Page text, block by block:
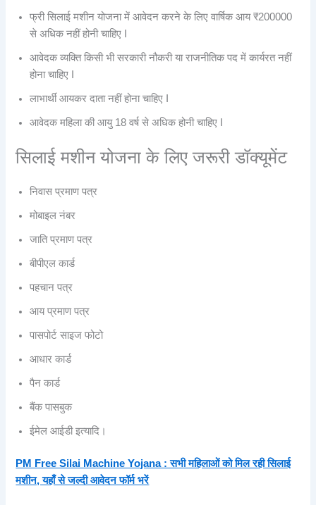
फ्री सिलाई मशीन योजना में आवेदन करने के लिए वार्षिक आय ₹200000
से अधिक नहीं होनी चाहिए I
आवेदक व्यक्ति किसी भी सरकारी नौकरी या राजनीतिक पद में कार्यरत नहीं
होना चाहिए I
लाभार्थी आयकर दाता नहीं होना चाहिए I
आवेदक महिला की आयु 18 वर्ष से अधिक होनी चाहिए I
सिलाई मशीन योजना के लिए जरूरी डॉक्यूमेंट
निवास प्रमाण पत्र
मोबाइल नंबर
जाति प्रमाण पत्र
बीपीएल कार्ड
पहचान पत्र
आय प्रमाण पत्र
पासपोर्ट साइज फोटो
आधार कार्ड
पैन कार्ड
बैंक पासबुक
ईमेल आईडी इत्यादि।
PM Free Silai Machine Yojana : सभी महिलाओं को मिल रही सिलाई
मशीन, यहाँ से जल्दी आवेदन फॉर्म भरें